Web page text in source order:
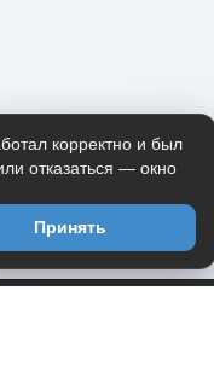
корректно и был
отказаться — окно
Принять